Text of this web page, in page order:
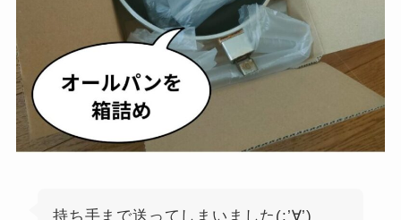
持ち手まで送ってしまいました(;’∀’)